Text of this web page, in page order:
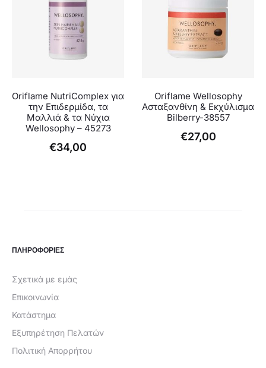
Oriflame NutriComplex για
την Επιδερμίδα, τα
Μαλλιά & τα Νύχια
Wellosophy – 45273
€34,00
Oriflame Wellosophy
Ασταξανθίνη & Εκχύλισμα
Bilberry-38557
€27,00
ΠΛΗΡΟΦΟΡΙΕΣ
Σχετικά με εμάς
Επικοινωνία
Κατάστημα
Εξυπηρέτηση Πελατών
Πολιτική Απορρήτου